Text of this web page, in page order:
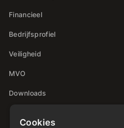
Financieel
Bedrijfsprofiel
Veiligheid
MVO
Downloads
Cookies